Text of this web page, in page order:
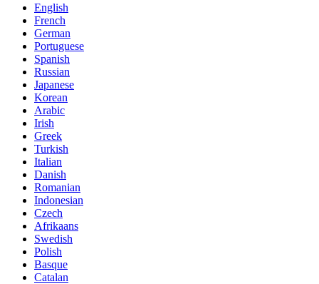
English
French
German
Portuguese
Spanish
Russian
Japanese
Korean
Arabic
Irish
Greek
Turkish
Italian
Danish
Romanian
Indonesian
Czech
Afrikaans
Swedish
Polish
Basque
Catalan